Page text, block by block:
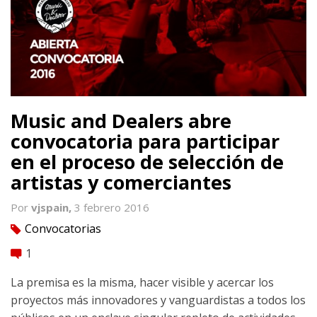
Music and Dealers abre
convocatoria para participar
en el proceso de selección de
artistas y comerciantes
Por vjspain, 3 febrero 2016
tag Convocatorias
comment 1
La premisa es la misma, hacer visible y acercar los
proyectos más innovadores y vanguardistas a todos los